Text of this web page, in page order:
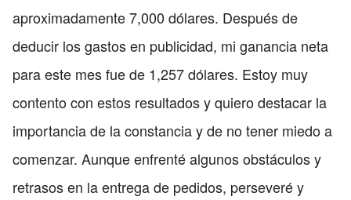
aproximadamente 7,000 dólares. Después de
deducir los gastos en publicidad, mi ganancia neta
para este mes fue de 1,257 dólares. Estoy muy
contento con estos resultados y quiero destacar la
importancia de la constancia y de no tener miedo a
comenzar. Aunque enfrenté algunos obstáculos y
retrasos en la entrega de pedidos, perseveré y